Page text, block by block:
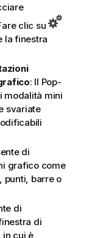
clic su
la finestra
: Il Pop-
modalità mini
svariate
di
grafico come
punti, barre o
di
di
in cui è